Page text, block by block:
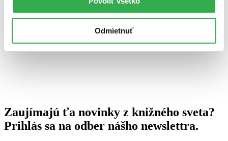
Odmietnuť
Zaujímajú ťa novinky z knižného sveta?
Prihlás sa na odber nášho newslettra.